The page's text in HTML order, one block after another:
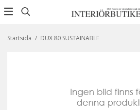
Startsida / DUX 80 SUSTAINABLE